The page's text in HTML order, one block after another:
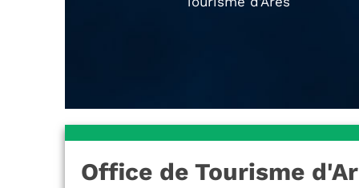
Office de Tourisme